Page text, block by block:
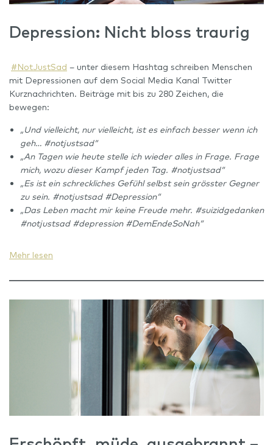
Depression: Nicht bloss traurig
#NotJustSad – unter diesem Hashtag schreiben Menschen
mit Depressionen auf dem Social Media Kanal Twitter
Kurznachrichten. Beiträge mit bis zu 280 Zeichen, die
bewegen:
„Und vielleicht, nur vielleicht, ist es einfach besser wenn ich
geh… #notjustsad“
„An Tagen wie heute stelle ich wieder alles in Frage. Frage
mich, wozu dieser Kampf jeden Tag. #notjustsad“
„Es ist ein schreckliches Gefühl selbst sein grösster Gegner
zu sein. #notjustsad #Depression“
„Das Leben macht mir keine Freude mehr. #suizidgedanken
#notjustsad #depression #DemEndeSoNah“
Mehr lesen